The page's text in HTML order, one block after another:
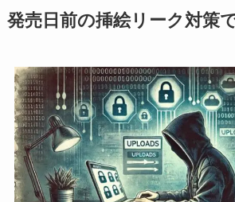
発売日前の挿絵リーク対策